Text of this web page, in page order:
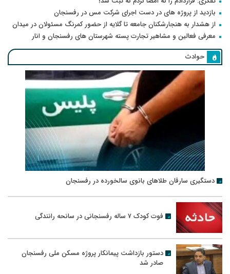
بازدید از پروژه های در دست اجرای شرکت مس در رفسنجان
از هشدار به هنجارشکنان جامعه تا گلایه از حضور کمرنگ مسئولان در میدان
معرفی فعالین و مشاهیر تجارت پسته شهرستان های رفسنجان و انار
حوادث
دستگیری سارقان طلاهای بانوی سالخورده در رفسنجان
فوت کودک ۷ ساله رفسنجانی در سانحه رانندگی
دستور بازداشت پیمانکار پروژه مسکن ملی رفسنجان
صادر شد